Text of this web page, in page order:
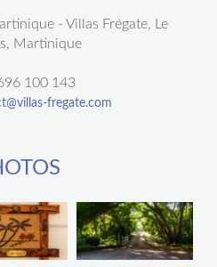
- Villas Frégate, Le
Martinique
100 143
fregate.com